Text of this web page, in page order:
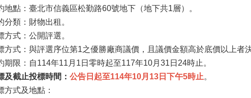
地點：臺北市信義區松勤路60號地下（地下共1層）。
分類：財物出租。
方式：公開評選。
方式：與評選序位第1之優勝廠商議價，且議價金額高於底價以上者
期限：自114年11月1日零時起至117年10月31日24時止。
及截止投標時間： 公告日起至114年10月13日下午5時止。
方式及地點：